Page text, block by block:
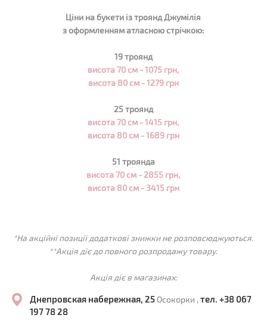
Ціни на букети із трояндДжумілія
з оформленням атласною стрічкою:
19 троянд
висота 70 см - 1075 грн,
висота 80 см -1279 грн
25 троянд
висота 70 см -1415 грн,
висота 80 см -1689 грн
51 троянда
висота 70 см - 2855 грн,
висота 80 см - 3415 грн
*На акційні позиції додаткові знижки не розповсюджуються.
**Акція діє до повного розпродажу товару.
Акція діє в магазинах:
Днепровская набережная, 25 Осокорки , тел. +38 067
197 78 28